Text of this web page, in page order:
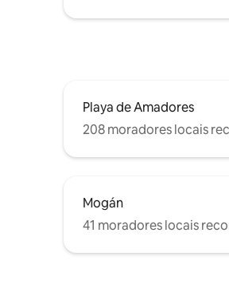
Playa de Amadores
208 moradores locais
Mogán
41 moradores locais